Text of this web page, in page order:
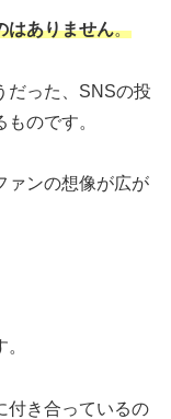
はありません。
だった、SNSの投
のです。
ァンの想像が広が
付き合っているの